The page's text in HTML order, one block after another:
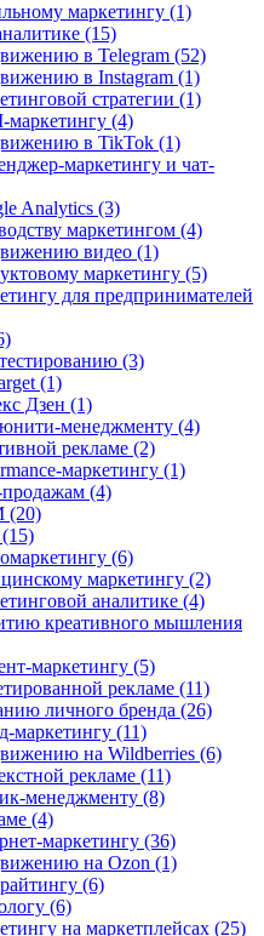
маркетингу (1)
(15)
в Telegram (52)
в Instagram (1)
стратегии (1)
(4)
в TikTok (1)
маркетингу и чат-
Analytics (3)
маркетингом (4)
видео (1)
маркетингу (5)
для предпринимателей
(3)
(1)
Дзен (1)
менеджменту (4)
рекламе (2)
маркетингу (1)
(4)
(20)
(6)
маркетингу (2)
аналитике (4)
креативного мышления
маркетингу (5)
рекламе (11)
личного бренда (26)
маркетингу (11)
на Wildberries (6)
рекламе (11)
менеджменту (8)
(4)
маркетингу (36)
на Ozon (1)
(6)
(6)
на маркетплейсах (25)